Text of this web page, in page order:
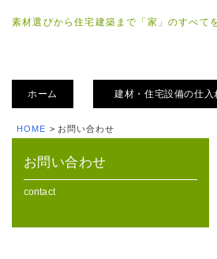
素材選びから住宅建築まで「家」のすべて
ホーム 建材・住宅設備の仕入
HOME > お問い合わせ
お問い合わせ
contact